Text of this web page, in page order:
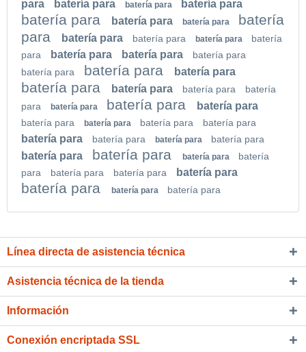
para
batería para batería para batería para
batería para batería para batería para
batería
para
batería para batería para batería para
batería
para
batería para batería para
batería para
batería para
batería para batería para
batería para batería para batería para
batería
para
batería para batería para batería para
batería para batería para batería para batería para
batería para batería para batería para batería para
batería para batería para batería para
batería
para
batería para batería para batería para
batería para batería para batería para
Línea directa de asistencia técnica
Asistencia técnica de la tienda
Información
Conexión encriptada SSL